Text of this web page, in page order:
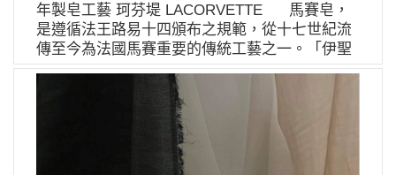
年製皂工藝 珂芬堤 LACORVETTE 馬賽皂，
是遵循法王路易十四頒布之規範，從十七世紀流
傳至今為法國馬賽重要的傳統工藝之一。「伊聖
詩芳療生活館」旗下獨家代理的法國居家清潔品
牌珂芬堤 LA CORVETTE，攜手台灣陶藝創作者
陳向榮，透過純手作 365 個限量四季釉彩皂盤，
每個皂盤代表一個日子，搭配經典馬賽皂，聯名
推出獻給 2021 的第一份禮物，並以《橄欖、陽
光與海的 365 天》為主題，即日起至 2021 年 1